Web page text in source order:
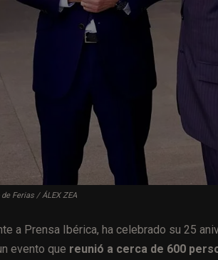
Ferias / ÁLEX ZEA
a Prensa Ibérica, ha celebrado su 25
evento que reunió a cerca de 600